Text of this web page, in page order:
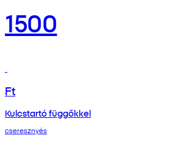
1500
Ft
Kulcstartó függőkkel
cseresznyés